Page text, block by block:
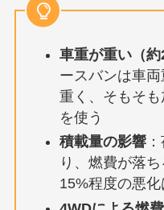
車重が重い（約
ースバンは車
重く、そもそ
を使う
積載量の影響：
り、燃費が落
15%程度の悪